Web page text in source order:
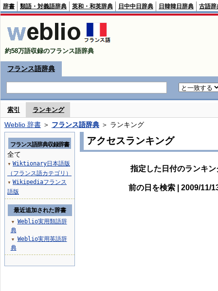
辞書 類語・対義語辞典 英和・和英辞典 日中中日辞典 日韓韓日辞典 古語辞
約58万語収録のフランス語辞典
フランス語辞典
索引 ランキング
Weblio 辞書 ＞ フランス語辞典 ＞ ランキング
アクセスランキング
指定した日付のランキ
前の日を検索 | 2009/11/
フランス語辞典収録辞書
全て
▼ Wiktionary日本語版
（フランス語カテゴリ）
▼ Wikipediaフランス
語版
最近追加された辞書
▼
Weblio実用類語辞
典
▼
Weblio実用英語辞
典